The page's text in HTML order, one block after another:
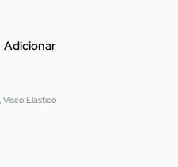
Adicionar
Visco Elástico